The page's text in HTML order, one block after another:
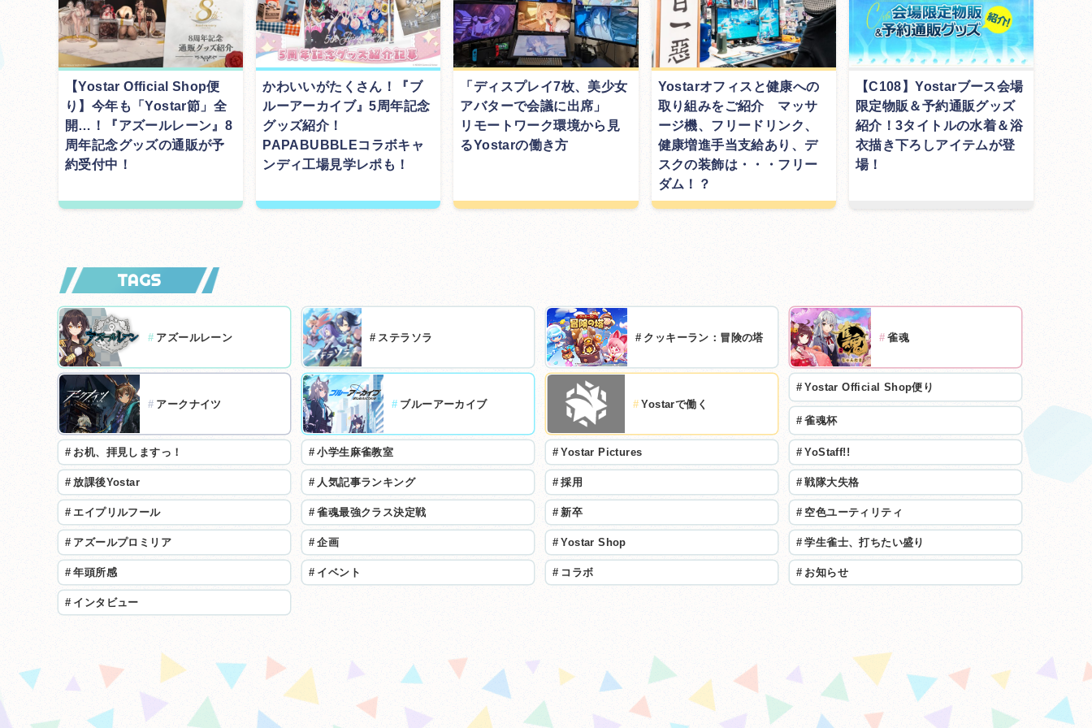
【Yostar Official Shop便
り】今年も「Yostar節」全
開…！『アズールレーン』8
周年記念グッズの通販が予
約受付中！
かわいいがたくさん！『ブ
ルーアーカイブ』5周年記念
グッズ紹介！
PAPABUBBLEコラボキャ
ンディ工場見学レポも！
「ディスプレイ7枚、美少女
アバターで会議に出席」
リモートワーク環境から見
るYostarの働き方
Yostarオフィスと健康への
取り組みをご紹介 マッサ
ージ機、フリードリンク、
健康増進手当支給あり、デ
スクの装飾は・・・フリー
ダム！？
【C108】Yostarブース会場
限定物販＆予約通販グッズ
紹介！3タイトルの水着＆浴
衣描き下ろしアイテムが登
場！
TAGS
# アズールレーン # ステラソラ # クッキーラン：冒険の塔 # 雀魂
# アークナイツ # ブルーアーカイブ # Yostarで働く
# Yostar Official Shop便り
# 雀魂杯
# お机、拝見しますっ！ # 小学生麻雀教室 # Yostar Pictures # YoStaff!!
# 放課後Yostar # 人気記事ランキング # 採用 # 戦隊大失格
# エイプリルフール # 雀魂最強クラス決定戦 # 新卒 # 空色ユーティリティ
# アズールプロミリア # 企画 # Yostar Shop # 学生雀士、打ちたい盛り
# 年頭所感 # イベント # コラボ # お知らせ
# インタビュー